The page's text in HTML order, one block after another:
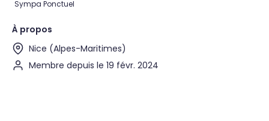
Sympa Ponctuel
À propos
Nice (Alpes-Maritimes)
Membre depuis le 19 févr. 2024